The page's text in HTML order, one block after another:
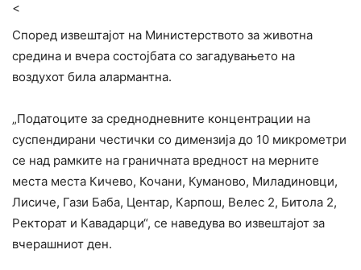
<
Според извештајот на Министерството за животна
средина и вчера состојбата со загадувањето на
воздухот била алармантна.
„Податоците за среднодневните концентрации на
суспендирани честички со димензија до 10 микрометри
се над рамките на граничната вредност на мерните
места места Кичево, Кочани, Куманово, Миладиновци,
Лисиче, Гази Баба, Центар, Карпош, Велес 2, Битола 2,
Ректорат и Кавадарци“, се наведува во извештајот за
вчерашниот ден.